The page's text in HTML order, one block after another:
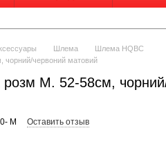
Шлема
Шлема HQBC
червоний матовий
M. 52-58см,
M Оставить отзыв